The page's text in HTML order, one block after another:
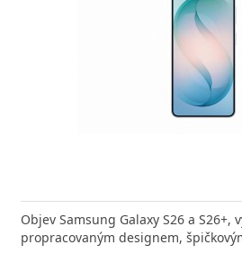
Objev Samsung Galaxy S26 a S26+,
propracovaným designem,